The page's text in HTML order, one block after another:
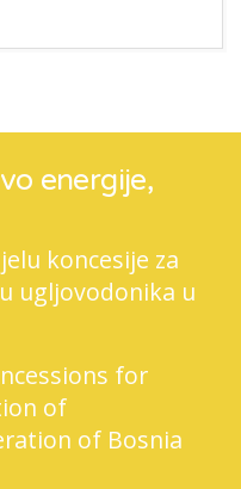
energije,
koncesije za
ugljovodonika u
for
of
of Bosnia